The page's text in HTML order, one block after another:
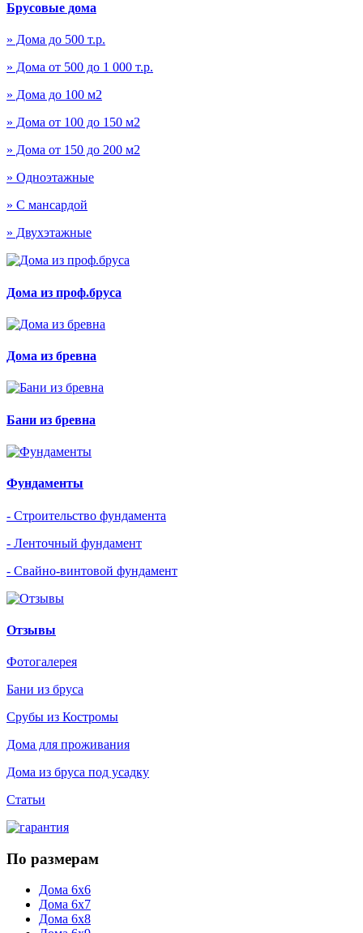
Брусовые дома
» Дома до 500 т.р.
» Дома от 500 до 1 000 т.р.
» Дома до 100 м2
» Дома от 100 до 150 м2
» Дома от 150 до 200 м2
» Одноэтажные
» С мансардой
» Двухэтажные
Дома из проф.бруса
Дома из бревна
Бани из бревна
Фундаменты
- Строительство фундамента
- Ленточный фундамент
- Свайно-винтовой фундамент
Отзывы
Фотогалерея
Бани из бруса
Срубы из Костромы
Дома для проживания
Дома из бруса под усадку
Статьи
По размерам
Дома 6х6
Дома 6х7
Дома 6х8